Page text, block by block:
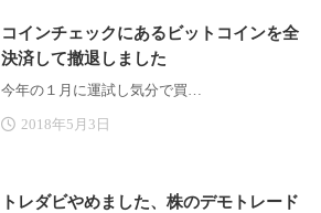
コインチェックにあるビットコインを全
決済して撤退しました
今年の１月に運試し気分で買…
2018年5月3日
トレダビやめました、株のデモトレード